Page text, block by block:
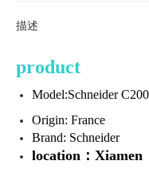
描述
product
Model:Schneider
Origin: France
Brand: Schneider
location：Xiamen